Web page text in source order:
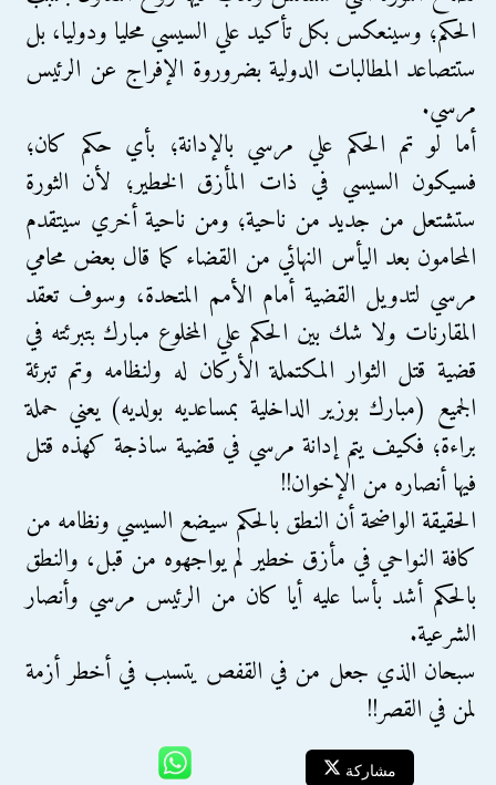
الحكم؛ وسينعكس بكل تأكيد علي السيسي محليا ودوليا، بل
ستتصاعد المطالبات الدولية بضروروة الإفراج عن الرئيس
مرسي.
أما لو تم الحكم علي مرسي بالإدانة؛ بأي حكم كان؛
فسيكون السيسي في ذات المأزق الخطير؛ لأن الثورة
ستشتعل من جديد من ناحية؛ ومن ناحية أخري سيتقدم
المحامون بعد اليأس النهائي من القضاء كما قال بعض محامي
مرسي لتدويل القضية أمام الأمم المتحدة، وسوف تعقد
المقارنات ولا شك بين الحكم علي المخلوع مبارك بتبرئته في
قضية قتل الثوار المكتملة الأركان له ولنظامه وتم تبرئة
الجميع (مبارك بوزير الداخلية بمساعديه بولديه) يعني حملة
براءة؛ فكيف يتم إدانة مرسي في قضية ساذجة كهذه قتل
فيها أنصاره من الإخوان!!
الحقيقة الواضحة أن النطق بالحكم سيضع السيسي ونظامه من
كافة النواحي في مأزق خطير لم يواجهوه من قبل، والنطق
بالحكم أشد بأسا عليه أيا كان من الرئيس مرسي وأنصار
الشرعية.
سبحان الذي جعل من في القفص يتسبب في أخطر أزمة
لمن في القصر!!
مشاركة